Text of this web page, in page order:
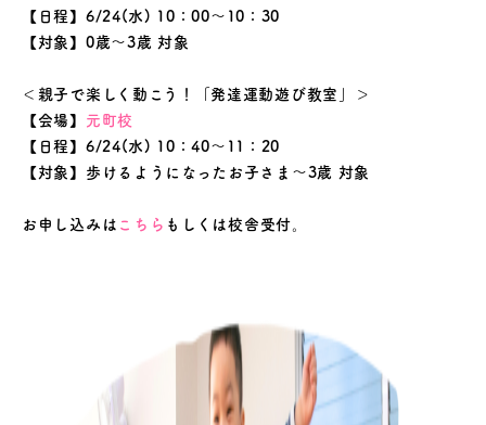
【日程】6/24(水) 10：00～10：30
【対象】0歳～3歳 対象
＜親子で楽しく動こう！「発達運動遊び教室」＞
【会場】 元町校
【日程】6/24(水) 10：40～11：20
【対象】歩けるようになったお子さま～3歳 対象
お申し込みは こちら もしくは校舎受付。